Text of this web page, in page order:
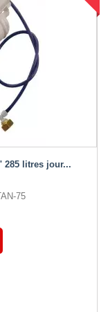
285 litres jour...
75